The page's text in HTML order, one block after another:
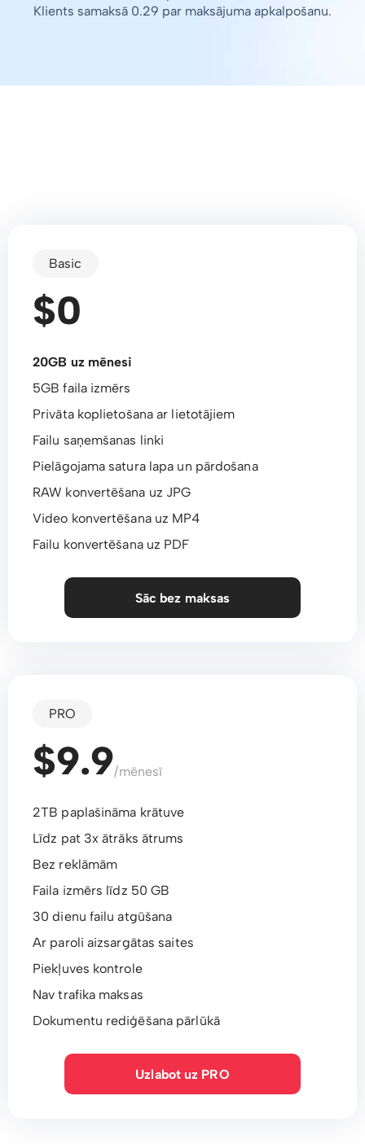
Klients samaksā 0.29 par maksājuma apkalpošanu.
Basic
$0
20GB uz mēnesi
5GB faila izmērs
Privāta koplietošana ar lietotājiem
Failu saņemšanas linki
Pielāgojama satura lapa un pārdošana
RAW konvertēšana uz JPG
Video konvertēšana uz MP4
Failu konvertēšana uz PDF
Sāc bez maksas
PRO
$9.9/mēnesī
2TB paplašināma krātuve
Līdz pat 3x ātrāks ātrums
Bez reklāmām
Faila izmērs līdz 50 GB
30 dienu failu atgūšana
Ar paroli aizsargātas saites
Piekļuves kontrole
Nav trafika maksas
Dokumentu rediģēšana pārlūkā
Uzlabot uz PRO